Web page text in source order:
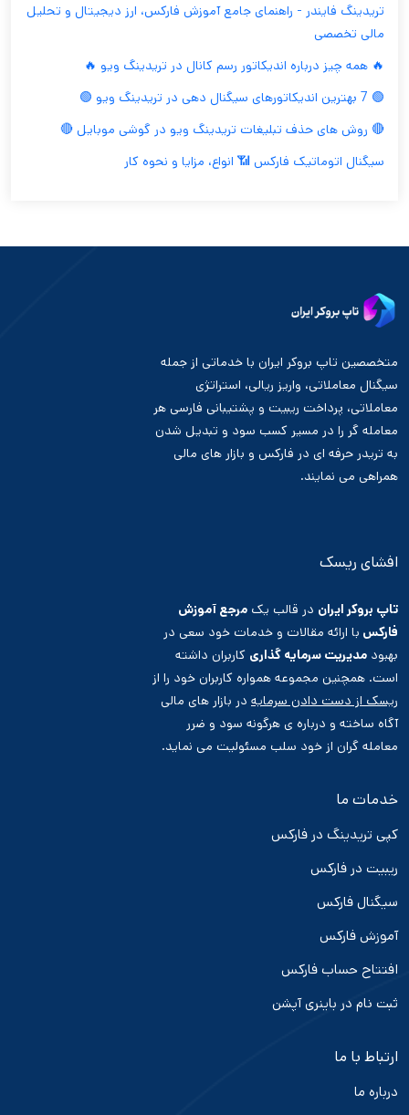
تریدینگ فایندر - راهنمای جامع آموزش فارکس، ارز دیجیتال و تحلیل
مالی تخصصی
🔥 همه چیز درباره اندیکاتور رسم کانال در تریدینگ ویو 🔥
🟢 7 بهترین اندیکاتورهای سیگنال دهی در تریدینگ ویو 🟢
🔴 روش های حذف تبلیغات تریدینگ ویو در گوشی موبایل 🔴
سیگنال اتوماتیک فارکس 📶 انواع، مزایا و نحوه کار
متخصصین تاپ بروکر ایران با خدماتی از جمله
سیگنال معاملاتی، واریز ریالی، استراتژی
معاملاتی، پرداخت ریبیت و پشتیبانی فارسی هر
معامله گر را در مسیر کسب سود و تبدیل شدن
به تریدر حرفه ای در فارکس و بازار های مالی
همراهی می نمایند.
افشای ریسک
تاپ بروکر ایران در قالب یک مرجع آموزش
فارکس با ارائه مقالات و خدمات خود سعی در
بهبود مدیریت سرمایه گذاری کاربران داشته
است. همچنین مجموعه همواره کاربران خود را از
ریسک از دست دادن سرمایه در بازار های مالی
آگاه ساخته و درباره ی هرگونه سود و ضرر
معامله گران از خود سلب مسئولیت می نماید.
خدمات ما
کپی تریدینگ در فارکس
ریبیت در فارکس
سیگنال فارکس
آموزش فارکس
افتتاح حساب فارکس
ثبت نام در باینری آپشن
ارتباط با ما
درباره ما